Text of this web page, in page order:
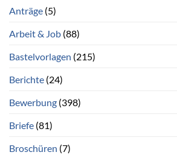
Anträge (5)
Arbeit & Job (88)
Bastelvorlagen (215)
Berichte (24)
Bewerbung (398)
Briefe (81)
Broschüren (7)